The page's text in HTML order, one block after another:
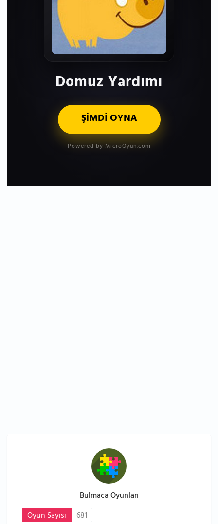
Domuz Yardımı
ŞİMDİ OYNA
Powered by MicroOyun.com
Bulmaca Oyunları
Oyun Sayısı
681